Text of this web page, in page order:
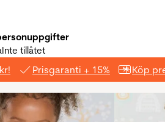
Inte tillåtet
Prisgaranti + 15% Köp